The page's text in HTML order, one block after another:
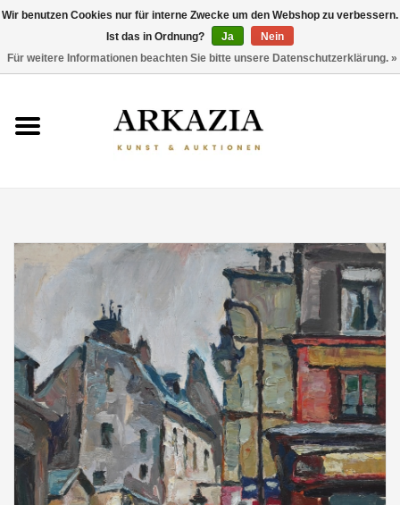
AKTUELLER KATALOG
THEMEN
ENTDECKEN
Wir benutzen Cookies nur für interne Zwecke um den Webshop zu verbessern.
Ist das in Ordnung?
Ja
Nein
Für weitere Informationen beachten Sie bitte unsere Datenschutzerklärung. »